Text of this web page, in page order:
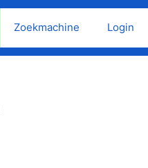
Zoekmachine Login